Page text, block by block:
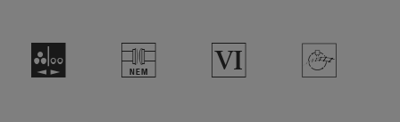
N U 8 >